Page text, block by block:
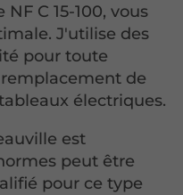
C 15-100, vous
J'utilise des
pour toute
de
électriques.
est
peut être
pour ce type